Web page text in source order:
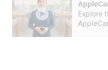
Explore